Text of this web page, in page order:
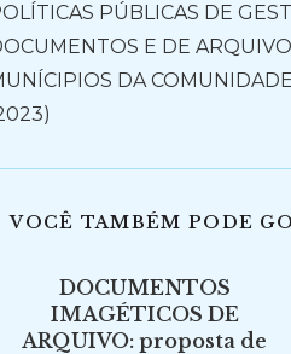
PÚBLICAS DE
E DE
DA
VOCÊ TAMBÉM PODE
DOCUMENTOS
IMAGÉTICOS DE
ARQUIVO: proposta de